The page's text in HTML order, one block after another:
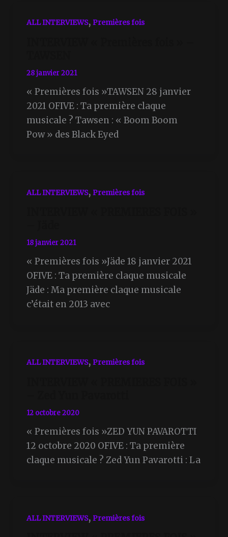
ALL INTERVIEWS, Premières fois
28 janvier 2021
« Premières fois »TAWSEN 28 janvier
2021 OFIVE : Ta première claque
musicale ? Tawsen : « Boom Boom
Pow » des Black Eyed
ALL INTERVIEWS, Premières fois
18 janvier 2021
« Premières fois »Jäde 18 janvier 2021
OFIVE : Ta première claque musicale
Jäde : Ma première claque musicale
c’était en 2013 avec
ALL INTERVIEWS, Premières fois
12 octobre 2020
« Premières fois »ZED YUN PAVAROTTI
12 octobre 2020 OFIVE : Ta première
claque musicale ? Zed Yun Pavarotti : La
ALL INTERVIEWS, Premières fois